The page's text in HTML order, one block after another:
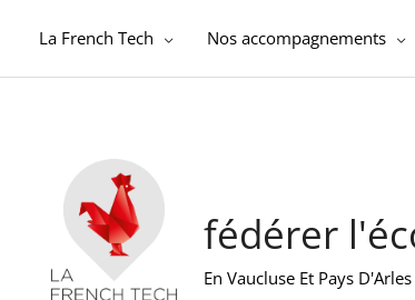
La French Tech Nos accompagnements
fédérer
En Vaucluse Et Pays D'Arles